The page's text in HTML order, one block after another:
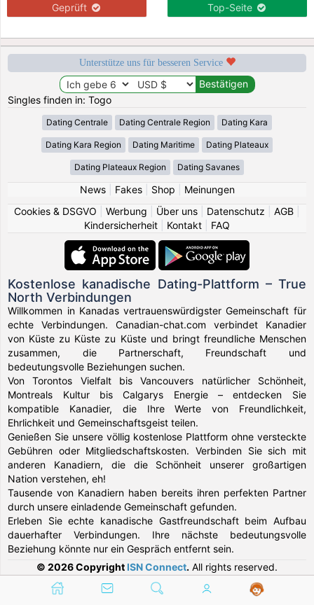
Geprüft Top-Seite
Unterstütze uns für besseren Service
Singles finden in: Togo
Dating Centrale Dating Centrale Region Dating Kara
Dating Kara Region Dating Maritime Dating Plateaux
Dating Plateaux Region Dating Savanes
News| Fakes| Shop
Meinungen
Cookies & DSGVO
Werbung Über uns Datenschutz AGB
Kindersicherheit
Kontakt FAQ
Kostenlose kanadische Dating-Plattform – True
North Verbindungen
Willkommen in Kanadas vertrauenswürdigster Gemeinschaft für
echte Verbindungen. Canadian-chat.com verbindet Kanadier
von Küste zu Küste zu Küste und bringt freundliche Menschen
zusammen, die Partnerschaft, Freundschaft und
bedeutungsvolle Beziehungen suchen.
Von Torontos Vielfalt bis Vancouvers natürlicher Schönheit,
Montreals Kultur bis Calgarys Energie – entdecken Sie
kompatible Kanadier, die Ihre Werte von Freundlichkeit,
Ehrlichkeit und Gemeinschaftsgeist teilen.
Genießen Sie unsere völlig kostenlose Plattform ohne versteckte
Gebühren oder Mitgliedschaftskosten. Verbinden Sie sich mit
anderen Kanadiern, die die Schönheit unserer großartigen
Nation verstehen, eh!
Tausende von Kanadiern haben bereits ihren perfekten Partner
durch unsere einladende Gemeinschaft gefunden.
Erleben Sie echte kanadische Gastfreundschaft beim Aufbau
dauerhafter Verbindungen. Ihre nächste bedeutungsvolle
Beziehung könnte nur ein Gespräch entfernt sein.
© 2026 Copyright ISN Connect. All rights reserved.